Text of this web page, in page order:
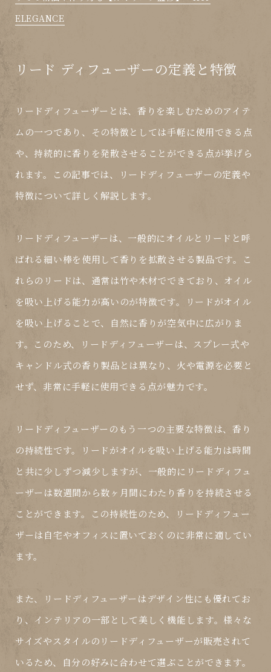
ELEGANCE
リード ディフューザーの定義と特徴
リードディフューザーとは、香りを楽しむためのアイテ
ムの一つであり、その特徴としては手軽に使用できる点
や、持続的に香りを発散させることができる点が挙げら
れます。この記事では、リードディフューザーの定義や
特徴について詳しく解説します。
リードディフューザーは、一般的にオイルとリードと呼
ばれる細い棒を使用して香りを拡散させる製品です。こ
れらのリードは、通常は竹や木材でできており、オイル
を吸い上げる能力が高いのが特徴です。リードがオイル
を吸い上げることで、自然に香りが空気中に広がりま
す。このため、リードディフューザーは、スプレー式や
キャンドル式の香り製品とは異なり、火や電源を必要と
せず、非常に手軽に使用できる点が魅力です。
リードディフューザーのもう一つの主要な特徴は、香り
の持続性です。リードがオイルを吸い上げる能力は時間
と共に少しずつ減少しますが、一般的にリードディフュ
ーザーは数週間から数ヶ月間にわたり香りを持続させる
ことができます。この持続性のため、リードディフュー
ザーは自宅やオフィスに置いておくのに非常に適してい
ます。
また、リードディフューザーはデザイン性にも優れてお
り、インテリアの一部として美しく機能します。様々な
サイズやスタイルのリードディフューザーが販売されて
いるため、自分の好みに合わせて選ぶことができます。